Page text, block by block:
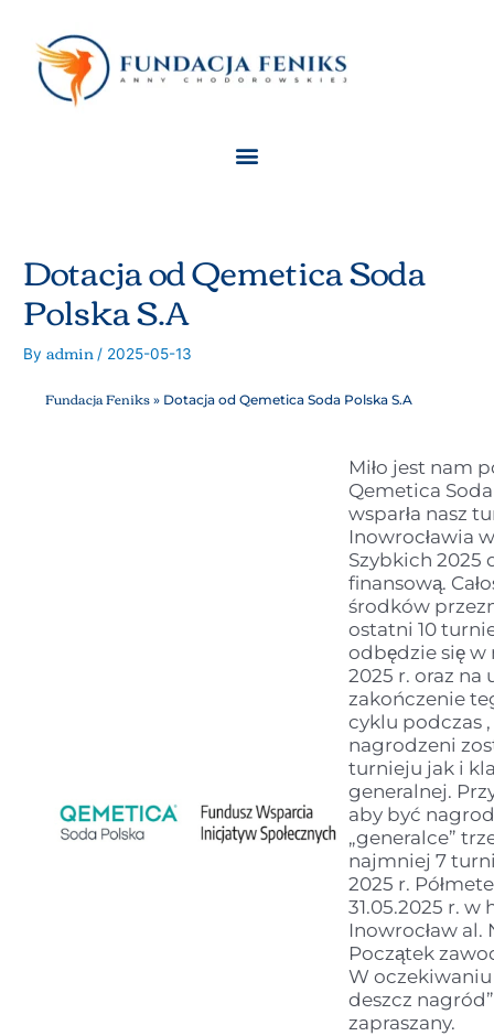
content
Menu
Dotacja od Qemetica Soda
Polska S.A
Byadmin/ 2025-05-13
Fundacja Feniks » Dotacja od Qemetica Soda Polska S.A
Miło jest nam
Qemetica
wsparła nasz
Inowrocławia
Szybkich 2025
finansową.
środków
ostatni 10
odbędzie się
2025 r. oraz na
zakończenie
cyklu podczas
nagrodzeni
turnieju jak i
generalnej.
aby być
„generalce”
najmniej 7
2025 r.
31.05.2025 r. w
Inowrocław al.
Początek
W
deszcz
zapraszany.
wpisu